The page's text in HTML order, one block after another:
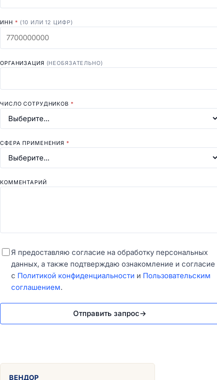
ИНН * (10 ИЛИ 12 ЦИФР)
ОРГАНИЗАЦИЯ (НЕОБЯЗАТЕЛЬНО)
ЧИСЛО СОТРУДНИКОВ *
СФЕРА ПРИМЕНЕНИЯ *
КОММЕНТАРИЙ
Я предоставляю согласие на обработку персональных
данных, а также подтверждаю ознакомление и согласие
с Политикой конфиденциальности и Пользовательским
соглашением.
Отправить запрос→
ВЕНДОР